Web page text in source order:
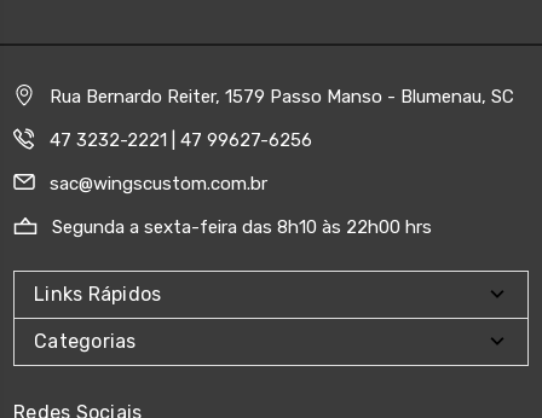
Rua Bernardo Reiter, 1579 Passo Manso - Blumenau, SC
47 3232-2221 | 47 99627-6256
sac@wingscustom.com.br
Segunda a sexta-feira das 8h10 às 22h00 hrs
Links Rápidos
Categorias
Redes Sociais